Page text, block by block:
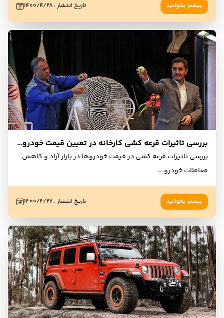
بیشتر بخوانید تاریخ انتشار: ۱۴۰۰/۴/۲۸
بررسی تاثیرات قرعه کشی کارخانه در تعیین قیمت خودرو در بازار
بررسی تاثیرات قرعه کشی در قیمت خودروها در بازار آزاد و کاهش
معاملات خودرو...
بیشتر بخوانید تاریخ انتشار: ۱۴۰۰/۴/۲۷